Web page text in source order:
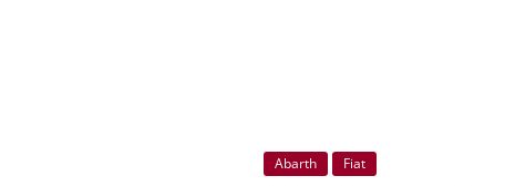
Abarth Fiat